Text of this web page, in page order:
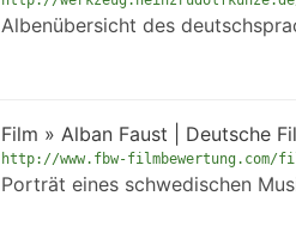
Albenübersicht des
Film » Alban Faust | Deutsche
http://www.fbw-filmbewertung.com/
Porträt eines schwedischen